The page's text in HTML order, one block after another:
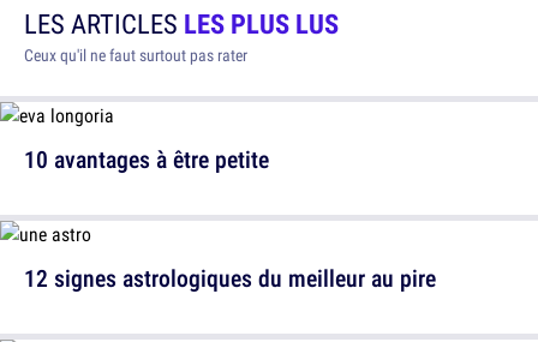
LES ARTICLES LES PLUS LUS
Ceux qu'il ne faut surtout pas rater
10 avantages à être petite
12 signes astrologiques du meilleur au pire